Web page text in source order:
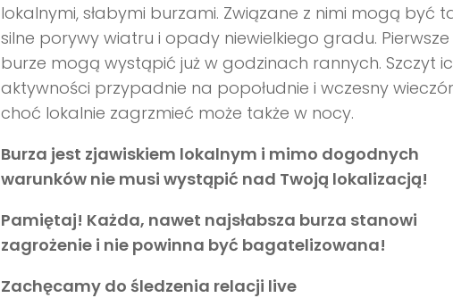
lokalnymi, słabymi burzami. Związane z nimi mogą być
silne porywy wiatru i opady niewielkiego gradu. Pierwsze
burze mogą wystąpić już w godzinach rannych. Szczyt
aktywności przypadnie na popołudnie i wczesny
choć lokalnie zagrzmieć może także w nocy.
Burza jest zjawiskiem lokalnym i mimo dogodnych
warunków nie musi wystąpić nad Twoją lokalizacją!
Pamiętaj! Każda, nawet najsłabsza burza stanowi
zagrożenie i nie powinna być bagatelizowana!
Zachęcamy do śledzenia relacji live